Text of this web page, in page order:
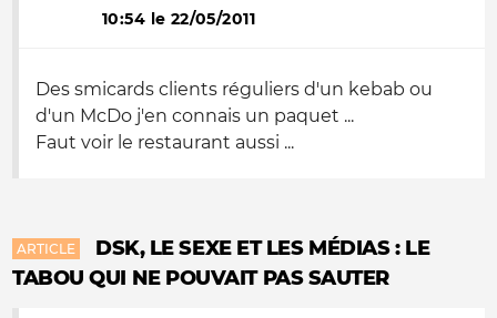
10:54 le 22/05/2011
Des smicards clients réguliers d'un kebab ou
d'un McDo j'en connais un paquet ...
Faut voir le restaurant aussi ...
ARTICLE
DSK, LE SEXE ET LES MÉDIAS : LE
TABOU QUI NE POUVAIT PAS SAUTER